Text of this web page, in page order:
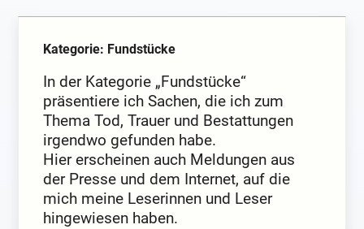
Kategorie: Fundstücke
In der Kategorie „Fundstücke“
präsentiere ich Sachen, die ich zum
Thema Tod, Trauer und Bestattungen
irgendwo gefunden habe.
Hier erscheinen auch Meldungen aus
der Presse und dem Internet, auf die
mich meine Leserinnen und Leser
hingewiesen haben.